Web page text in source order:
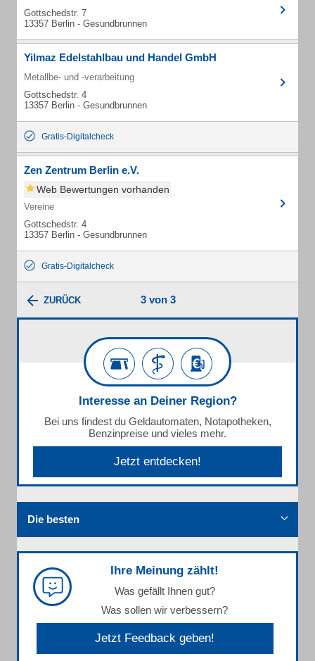
Gottschedstr. 7
13357 Berlin - Gesundbrunnen
Yilmaz Edelstahlbau und Handel GmbH
Metallbe- und -verarbeitung
Gottschedstr. 4
13357 Berlin - Gesundbrunnen
Gratis-Digitalcheck
Zen Zentrum Berlin e.V.
Web Bewertungen vorhanden
Vereine
Gottschedstr. 4
13357 Berlin - Gesundbrunnen
Gratis-Digitalcheck
ZURÜCK 3 von 3
Interesse an Deiner Region?
Bei uns findest du Geldautomaten, Notapotheken,
Benzinpreise und vieles mehr.
Jetzt entdecken!
Die besten
Ihre Meinung zählt!
Was gefällt Ihnen gut?
Was sollen wir verbessern?
Jetzt Feedback geben!